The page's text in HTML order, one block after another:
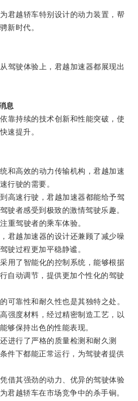
越轿车特别设计的动力装置，帮
新时代。
驶体验上，君越加速器都展现出
息
持续的技术创新和性能突破，使
速提升。
高效的动力传输机构，君越加速
行驶的需要。
速行驶，君越加速器都能给予驾
驶者感受到极致的激情驾驶乐趣。
驾驶者的乘车体验。
越加速器的设计还兼顾了减少噪
驶过程更加平稳静谧。
了智能化的控制系统，能够根据
自动调节，提供更加个性化的驾驶
靠性和耐久性也是其独特之处。
度材料，经过精密制造工艺，以
够保持出色的性能表现。
行了严格的质量检测和耐久测
件下都能正常运行，为驾驶者提供
其强劲的动力、优异的驾驶体验
君越轿车在市场竞争中的杀手锏。